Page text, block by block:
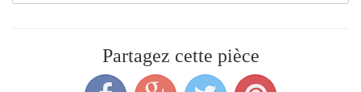
Partagez cette pièce